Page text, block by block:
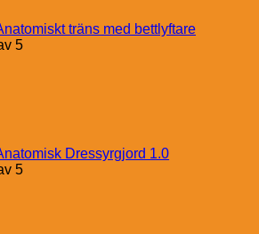
träns med bettlyftare
5
Dressyrgjord 1.0
5